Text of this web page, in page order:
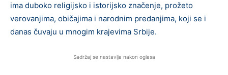
ima duboko religijsko i istorijsko značenje, prožeto
verovanjima, običajima i narodnim predanjima, koji se i
danas čuvaju u mnogim krajevima Srbije.
Sadržaj se nastavlja nakon oglasa